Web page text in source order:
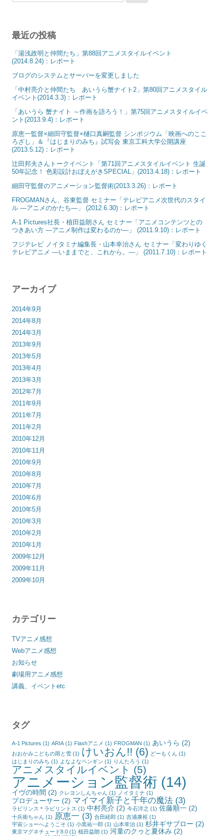
索:
最近の投稿
「湯浅政明と仲間たち」第88回アニメスタイルイベント
(2014.8.24)：レポート
ブログのシステムとサーバーを変更しました
「中村亮介と仲間たち あいうら蟹ナイト2」第80回アニメスタイル
イベント(2014.3.3)：レポート
「あいうら 蟹ナイト ～作画を語ろう！」第75回アニメスタイルイベ
ント(2013.9.4)：レポート
原恵一監督×細田守監督×樋口真嗣監督 シンポジウム「映画へのここ
ろざし」＆『はじまりのみち』試写会 東京工科大学公開講座
(2013.5.12)：レポート
辻田邦夫さんトークイベント「第71回アニメスタイルイベント 生誕
50年記念！ 色彩設計おぼえがきSPECIAL」(2013.4.18)：レポート
細田守監督のアニメーション監督術(2013.3.26)：レポート
FROGMANさん、谷東監督 セミナー「テレビアニメ次世代のスタイ
ル ―アニメのかたち―」 (2012.6.30)：レポート
A-1 Pictures社長・植田益朗さん セミナー「アニメコンテンツとの
つきあい方 ―アニメ制作は変わるのか―」 (2011.9.10)：レポート
フジテレビ ノイタミナ編集長・山本幸治さん セミナー「変わりゆく
テレビアニメ ―いままでと、これから。―」 (2011.7.10)：レポート
アーカイブ
2014年9月
2014年8月
2014年3月
2013年9月
2013年5月
2013年4月
2013年3月
2012年7月
2011年9月
2011年7月
2011年2月
2010年12月
2010年11月
2010年9月
2010年8月
2010年7月
2010年6月
2010年5月
2010年3月
2010年2月
2010年1月
2009年12月
2009年11月
2009年10月
カテゴリー
TVアニメ感想
Webアニメ感想
お知らせ
劇場用アニメ感想
講義、イベントetc
タグ
A-1 Pictures (1) ARIA (1) Flashアニメ (1) FROGMAN (1) あいうら (2)
おおかみこどもの雨と雪 (1) けいおん!! (6) どーもくん (1)
はじまりのみち (1) よなよなペンギン (1) りんたろう (1)
アニメスタイルイベント (5)
アニメーション監督術 (14)
イヴの時間 (2) クレヨンしんちゃん (1) ノイタミナ (1)
プロデューサー (2) マイマイ新子と千年の魔法 (3)
ラビリンス＊ラビリントス (1) 中村亮介 (2) 今石洋之 (1) 佐藤順一 (2)
十兵衛ちゃん (1) 原恵一 (3) 合田経郎 (1) 吉浦康裕 (1)
宇宙ショーへようこそ (1) 小黒祐一郎 (1) 山本幸治 (1) 杉井ギサブロー (2)
東京マグネチュード8.0 (1) 植田益朗 (1) 河童のクゥと夏休み (2)